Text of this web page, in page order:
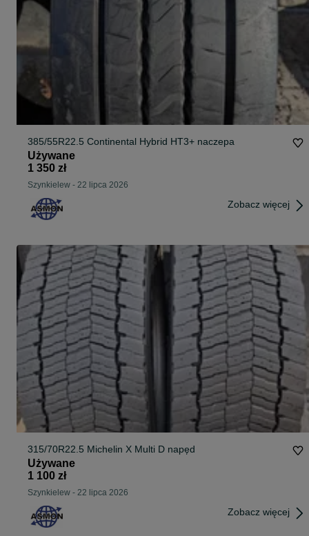
385/55R22.5 Continental Hybrid HT3+ naczepa
Używane
1 350 zł
Szynkielew - 22 lipca 2026
Zobacz więcej
315/70R22.5 Michelin X Multi D napęd
Używane
1 100 zł
Szynkielew - 22 lipca 2026
Zobacz więcej